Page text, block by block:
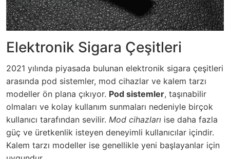
Elektronik Sigara Çeşitleri
2021 yılında piyasada bulunan elektronik sigara çeşitleri
arasında pod sistemler, mod cihazlar ve kalem tarzı
modeller ön plana çıkıyor. Pod sistemler, taşınabilir
olmaları ve kolay kullanım sunmaları nedeniyle birçok
kullanıcı tarafından sevilir. Mod cihazları ise daha fazla
güç ve üretkenlik isteyen deneyimli kullanıcılar içindir.
Kalem tarzı modeller ise genellikle yeni başlayanlar için